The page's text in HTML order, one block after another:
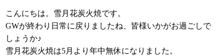
こんにちは。雪月花炭火焼です。
GWが終わり日常に戻りましたね、皆様いかがお過ごしで
しょうか♪
雪月花炭火焼は5月より年中無休になりました。